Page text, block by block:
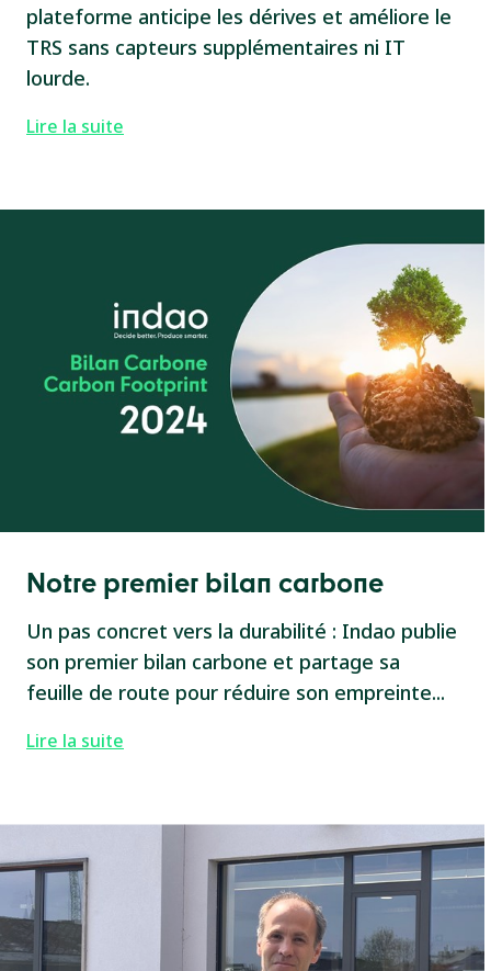
plateforme anticipe les dérives et améliore le
TRS sans capteurs supplémentaires ni IT
lourde.
Lire la suite
Notre premier bilan carbone
Un pas concret vers la durabilité : Indao publie
son premier bilan carbone et partage sa
feuille de route pour réduire son empreinte...
Lire la suite